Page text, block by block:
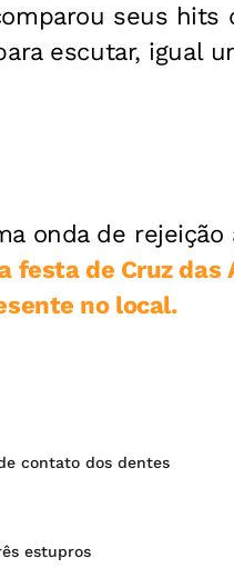
seus hits
escutar, igual
onda de rejeição
festa de Cruz das
no local.
contato dos dentes
estupros